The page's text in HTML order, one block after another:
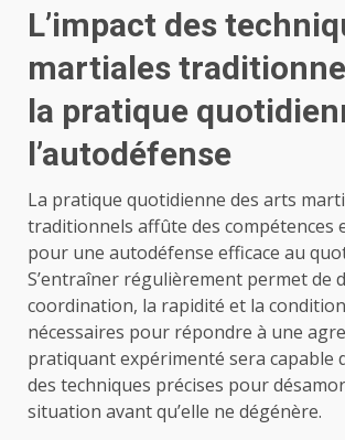
L’impact des
martiales
la pratique
l’autodéfense
La pratique quotidienne des arts
traditionnels affûte des compétences
pour une autodéfense efficace au
S’entraîner régulièrement permet de
coordination, la rapidité et la
nécessaires pour répondre à une
pratiquant expérimenté sera capable
des techniques précises pour
situation avant qu’elle ne dégénère.